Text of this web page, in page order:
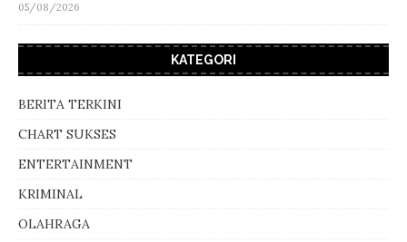
05/08/2026
KATEGORI
BERITA TERKINI
CHART SUKSES
ENTERTAINMENT
KRIMINAL
OLAHRAGA